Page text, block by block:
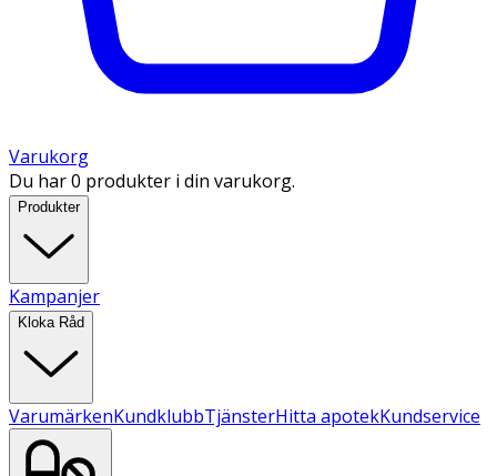
Varukorg
Du har 0 produkter i din varukorg.
Produkter
Kampanjer
Kloka Råd
VarumärkenKundklubbTjänsterHitta apotekKundservice